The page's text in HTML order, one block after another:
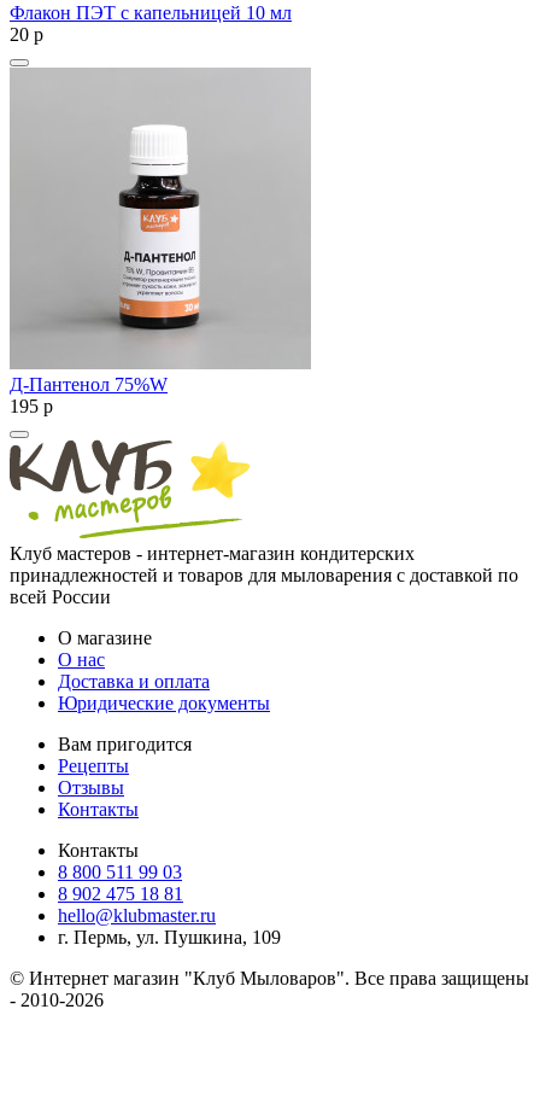
Флакон ПЭТ с капельницей 10 мл
20 p
Д-Пантенол 75%W
195 p
Клуб мастеров - интернет-магазин кондитерских
принадлежностей и товаров для мыловарения с доставкой по
всей России
О магазине
О нас
Доставка и оплата
Юридические документы
Вам пригодится
Рецепты
Отзывы
Контакты
Контакты
8 800 511 99 03
8 902 475 18 81
hello@klubmaster.ru
г. Пермь, ул. Пушкина, 109
© Интернет магазин "Клуб Мыловаров". Все права защищены
- 2010-2026